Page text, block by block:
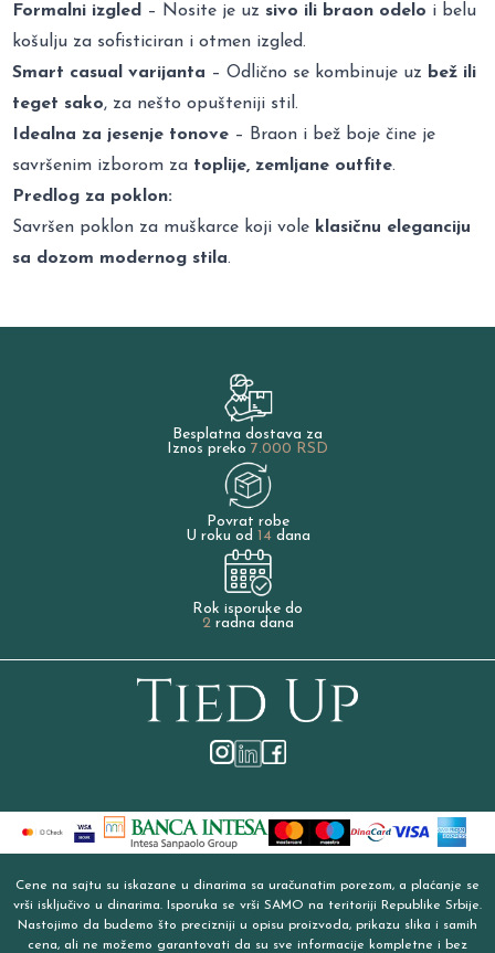
Formalni izgled
– Nosite je uzsivo ili braon odelo i belu
košulju za sofisticiran i otmen izgled.
Smart casual varijanta – Odlično se kombinuje uz bež ili
teget sako, za nešto opušteniji stil.
Idealna za jesenje tonove – Braon i bež boje čine je
savršenim izborom za toplije, zemljane outfite.
Predlog za poklon:
Savršen poklon za muškarce koji vole klasičnu eleganciju
sa dozom modernog stila.
Besplatna dostava za
Iznos preko 7.000 RSD
Povrat robe
U roku od 14dana
Rok isporuke do
2radna dana
Cene na sajtu su iskazane u dinarima sa uračunatim porezom, a plaćanje se
vrši isključivo u dinarima. Isporuka se vrši SAMO na teritoriji Republike Srbije.
Nastojimo da budemo što precizniji u opisu proizvoda, prikazu slika i samih
cena, ali ne možemo garantovati da su sve informacije kompletne i bez